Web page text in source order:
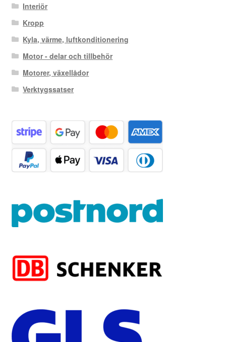
Interiör
Kropp
Kyla, värme, luftkonditionering
Motor - delar och tillbehör
Motorer, växellådor
Verktygssatser